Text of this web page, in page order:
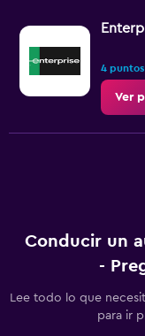
4
Ver
Conducir un
-
Lee todo lo que
para ir